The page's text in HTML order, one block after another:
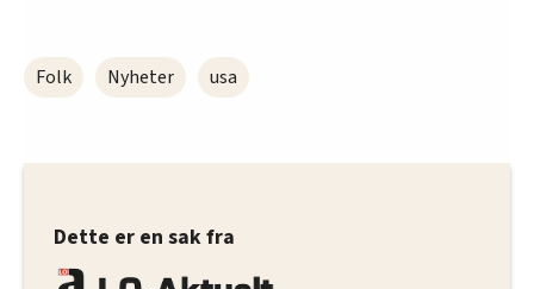
Folk Nyheter usa
Dette er en sak fra